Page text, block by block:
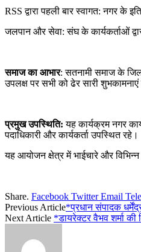
RSS द्वारा पहली बार स्वागत: नगर के
जलपान और सेवा: संघ के कार्यकर्ताओं
समाज का आभार: सतनामी समाज के
उपलक्ष पर सभी को ढेर सारी शुभकामनाएं
प्रमुख उपस्थिति: यह कार्यक्रम नगर
पदाधिकारी और कार्यकर्ता उपस्थित रहे।
यह आयोजन क्षेत्र में भाईचारे और
Share. Facebook Twitter Email
Previous Article*प्रधान संपादक
Next Article *डायरेक्टर वैभव शर्मा